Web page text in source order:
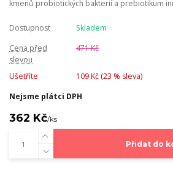
kmenů probiotických bakterií a prebiotikum
Dostupnost
Skladem
Cena před
slevou
471 Kč
Ušetříte 109 Kč (23 % sleva)
Nejsme plátci DPH
362 Kč/ks
Přidat do